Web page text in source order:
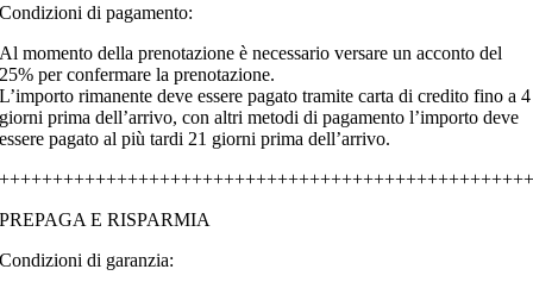
Condizioni di pagamento:
Al momento della prenotazione è necessario versare un acconto del
25% per confermare la prenotazione.
L’importo rimanente deve essere pagato tramite carta di credito fino a 4
giorni prima dell’arrivo, con altri metodi di pagamento l’importo deve
essere pagato al più tardi 21 giorni prima dell’arrivo.
PREPAGA E RISPARMIA
Condizioni di garanzia: